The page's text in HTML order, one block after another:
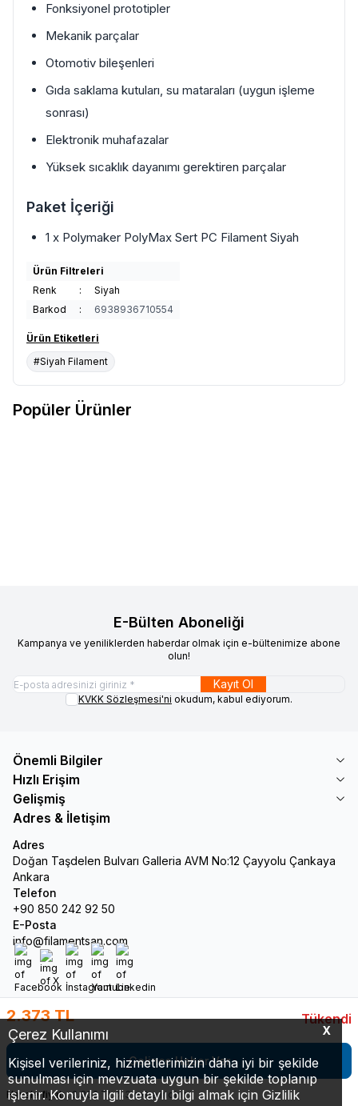
X
Çerez Kullanımı
Kişisel verileriniz, hizmetlerimizin daha iyi bir şekilde
sunulması için mevzuata uygun bir şekilde toplanıp
işlenir. Konuyla ilgili detaylı bilgi almak için Gizlilik
2.373TL Tükendi
Gelince Haber Ver
Havale fiyatı :2.302 TL% 3extra indirim
Fonksiyonel prototipler
Mekanik parçalar
Otomotiv bileşenleri
Gıda saklama kutuları, su mataraları (uygun işleme
sonrası)
Elektronik muhafazalar
Yüksek sıcaklık dayanımı gerektiren parçalar
Paket İçeriği
1 x Polymaker PolyMax Sert PC Filament Siyah
Ürün Filtreleri
Renk
:
Siyah
Barkod
: 6938936710554
Ürün Etiketleri
#Siyah Filament
Popüler Ürünler
E-Bülten Aboneliği
Kampanya ve yeniliklerden haberdar olmak için e-bültenimize abone
olun!
Kayıt Ol
KVKK Sözleşmesi'ni okudum, kabul ediyorum.
Önemli Bilgiler
Hızlı Erişim
Gelişmiş
Adres & İletişim
Adres
Doğan Taşdelen Bulvarı Galleria AVM No:12 Çayyolu Çankaya
Ankara
Telefon
+90 850 242 92 50
E-Posta
info@filamentsan.com
Facebook
X İnstagram
Youtube